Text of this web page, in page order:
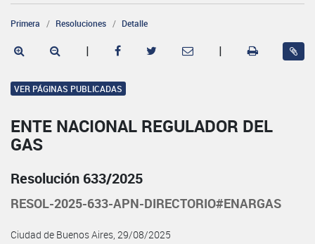
Primera Resoluciones Detalle
| |
VER PÁGINAS PUBLICADAS
ENTE NACIONAL REGULADOR DEL
GAS
Resolución 633/2025
RESOL-2025-633-APN-DIRECTORIO#ENARGAS
Ciudad de Buenos Aires, 29/08/2025